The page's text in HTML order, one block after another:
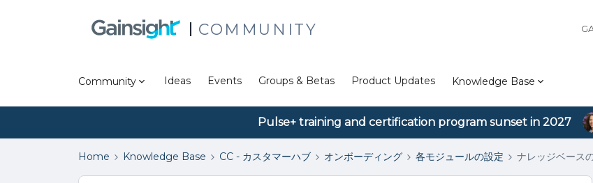
COMMUNITY
Community Ideas Events Groups & Betas Product Updates Knowledge Base
Pulse+ training and certification program sunset in 2027
Home Knowledge Base CC - カスタマーハブ オンボーディング 各モジュールの設定 ナレッジベース